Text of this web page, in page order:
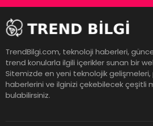
TrendBilgi.com, teknoloji haberleri,
trend konularla ilgili içerikler sunan bir
Sitemizde en yeni teknolojik
haberlerini ve ilginizi çekebilecek çeşitli
bulabilirsiniz.